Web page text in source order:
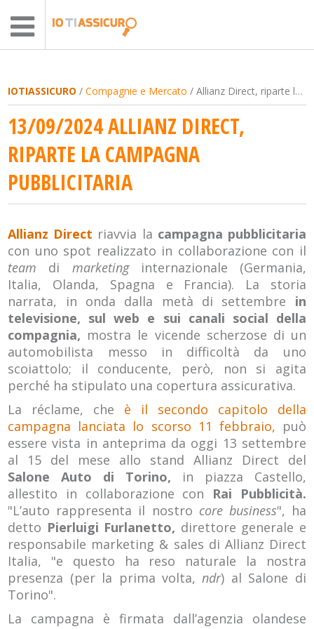
IOTIASSICURO /Compagnie e Mercato / Allianz Direct, riparte la campagna pubblicitaria
13/09/2024 ALLIANZ DIRECT,
RIPARTE LA CAMPAGNA
PUBBLICITARIA
Allianz Direct riavvia la campagna pubblicitaria
con uno spot realizzato in collaborazione con il
team di marketing internazionale (Germania,
Italia, Olanda, Spagna e Francia). La storia
narrata, in onda dalla metà di settembre in
televisione, sul web e sui canali social della
compagnia, mostra le vicende scherzose di un
automobilista messo in difficoltà da uno
scoiattolo; il conducente, però, non si agita
perché ha stipulato una copertura assicurativa.
La réclame, che è il secondo capitolo della
campagna lanciata lo scorso 11 febbraio, può
essere vista in anteprima da oggi 13 settembre
al 15 del mese allo stand Allianz Direct del
Salone Auto di Torino, in piazza Castello,
allestito in collaborazione con Rai Pubblicità.
"L’auto rappresenta il nostro core business", ha
detto Pierluigi Furlanetto, direttore generale e
responsabile marketing & sales di Allianz Direct
Italia, "e questo ha reso naturale la nostra
presenza (per la prima volta,ndr) al Salone di
Torino".
La campagna è firmata dall’agenzia olandese